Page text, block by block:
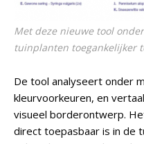
Met deze nieuwe tool
tuinplanten toegankelijker
De tool analyseert onder
kleurvoorkeuren, en
visueel borderontwerp.
direct toepasbaar is in de